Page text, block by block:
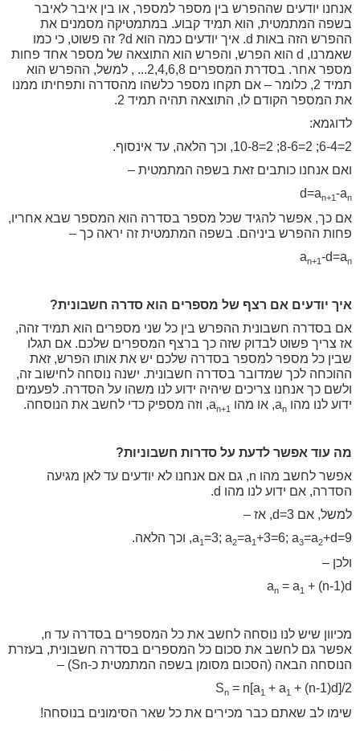
אנחנו יודעים שההפרש בין מספר למספר, או בין איבר לאיבר
בשפה המתמטית, הוא תמיד קבוע. במתמטיקה מסמנים את
ההפרש הזה באות d. איך יודעים כמה הוא d? זה פשוט, כי כמו
שאמרנו, d הוא הפרש, והפרש הוא התוצאה של מספר אחד פחות
מספר אחר. בסדרת המספרים 2,4,6,8... , למשל, ההפרש הוא
תמיד 2, כלומר – אם תקחו מספר כלשהו מהסדרה ותפחיתו ממנו
את המספר הקודם לו, התוצאה תהיה תמיד 2.
לדוגמא:
2=6-4; 2=8-6; 2=10-8, וכך הלאה, עד אינסוף.
ואם אנחנו כותבים זאת בשפה המתמטית –
d=an+1 -an
אם כך, אפשר להגיד שכל מספר בסדרה הוא המספר שבא אחריו,
פחות ההפרש ביניהם. בשפה המתמטית זה יראה כך –
an+1 -d=an
איך יודעים אם רצף של מספרים הוא סדרה חשבונית?
אם בסדרה חשבונית ההפרש בין כל שני מספרים הוא תמיד זהה,
אז צריך פשוט לבדוק שזה כך ברצף המספרים שלכם. אם תגלו
שבין כל מספר למספר בסדרה שלכם יש את אותו הפרש, זאת
ההוכחה לכך שמדובר בסדרה חשבונית. ישנה נוסחה לחישוב זה,
ולשם כך אנחנו צריכים שיהיה ידוע לנו משהו על הסדרה. לפעמים
ידוע לנו מהו a n , או מהו a n+1 , וזה מספיק כדי לחשב את הנוסחה.
מה עוד אפשר לדעת על סדרות חשבוניות?
אפשר לחשב מהו n, גם אם אנחנו לא יודעים עד לאן מגיעה
הסדרה, אם ידוע לנו מהו d.
למשל, אם d=3, אז –
a1 =3; a2=a1 +3=6; a3=a2+d=9, וכך הלאה.
ולכן –
an = a1 + (n-1)d
מכיוון שיש לנו נוסחה לחשב את כל המספרים בסדרה עד n,
אפשר גם לחשב את סכום כל המספרים בסדרה חשבונית, בעזרת
הנוסחה הבאה (הסכום מסומן בשפה המתמטית כ-Sn) –
Sn = n[a1 + a1 + (n-1)d]/2
שימו לב שאתם כבר מכירים את כל שאר הסימונים בנוסחה!